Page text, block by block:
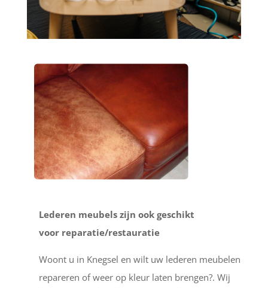
Lederen meubels zijn ook geschikt
voor reparatie/restauratie
Woont u in Knegsel en wilt uw lederen meubelen
repareren of weer op kleur laten brengen?. Wij